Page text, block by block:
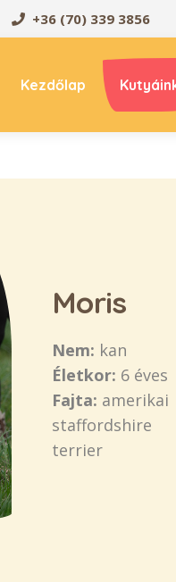
+36 (70) 339 3856
Kezdőlap
Moris
Nem: kan
Életkor: 6 éves
Fajta: amerikai
staffordshire
terrier